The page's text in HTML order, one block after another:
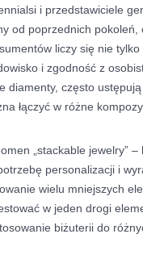
i przedstawiciele
od poprzednich pokoleń,
liczy się nie
i zgodność z
diamenty, często
łączyć w różne
„stackable jewelry”
personalizacji i
wielu mniejszych
w jeden drogi
biżuterii do